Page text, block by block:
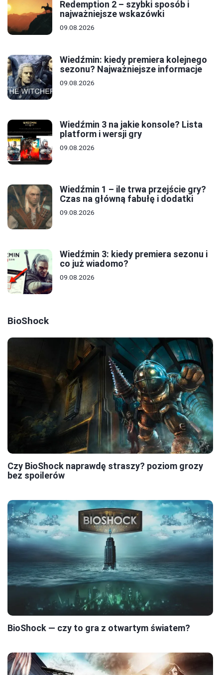
Redemption 2 – szybki sposób i
najważniejsze wskazówki
09.08.2026
Wiedźmin: kiedy premiera kolejnego
sezonu? Najważniejsze informacje
09.08.2026
Wiedźmin 3 na jakie konsole? Lista
platform i wersji gry
09.08.2026
Wiedźmin 1 – ile trwa przejście gry?
Czas na główną fabułę i dodatki
09.08.2026
Wiedźmin 3: kiedy premiera sezonu i
co już wiadomo?
09.08.2026
BioShock
Czy BioShock naprawdę straszy? poziom grozy
bez spoilerów
BioShock — czy to gra z otwartym światem?